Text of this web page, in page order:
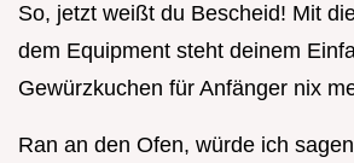
So, jetzt weißt du Bescheid! Mit
dem Equipment steht deinem
Gewürzkuchen für Anfänger nix
Ran an den Ofen, würde ich